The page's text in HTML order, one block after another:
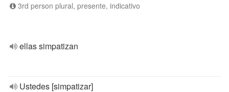
3rd person plural, presente, indicativo
ellas simpatizan
Ustedes [simpatizar]